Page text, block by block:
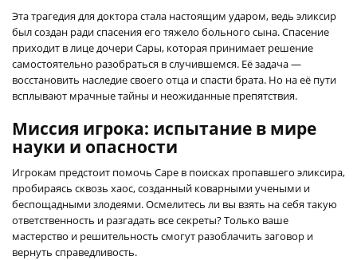
Эта трагедия для доктора стала настоящим ударом, ведь эликсир
был создан ради спасения его тяжело больного сына. Спасение
приходит в лице дочери Сары, которая принимает решение
самостоятельно разобраться в случившемся. Её задача —
восстановить наследие своего отца и спасти брата. Но на её пути
всплывают мрачные тайны и неожиданные препятствия.
Миссия игрока: испытание в мире
науки и опасности
Игрокам предстоит помочь Саре в поисках пропавшего эликсира,
пробираясь сквозь хаос, созданный коварными учеными и
беспощадными злодеями. Осмелитесь ли вы взять на себя такую
ответственность и разгадать все секреты? Только ваше
мастерство и решительность смогут разоблачить заговор и
вернуть справедливость.